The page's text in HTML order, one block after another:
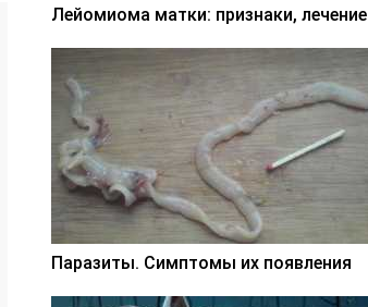
Лейомиома матки: признаки, лечение
Паразиты. Симптомы их появления